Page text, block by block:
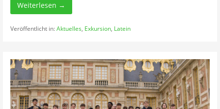
Weiterlesen →
Veröffentlicht in:Aktuelles, Exkursion, Latein